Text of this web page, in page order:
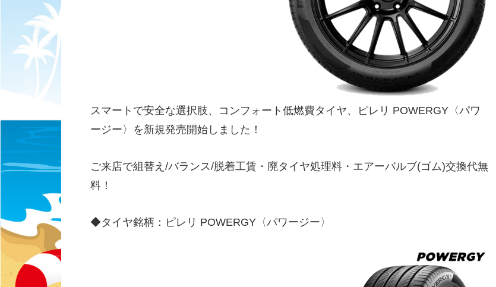
スマートで安全な選択肢、コンフォート低燃費タイヤ、ピレリ POWERGY〈パワ
ージー〉を新規発売開始しました！
ご来店で組替え/バランス/脱着工賃・廃タイヤ処理料・エアーバルブ(ゴム)交換代無
料！
◆タイヤ銘柄：ピレリ POWERGY〈パワージー〉